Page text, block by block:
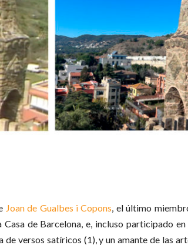
Joan de Gualbes i Copons, el último
de Barcelona, e, incluso participado
versos satíricos (1), y un amante de las